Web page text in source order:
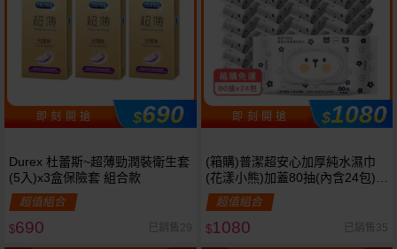
即 刻 開 搶 $690
Durex 杜蕾斯~超薄勁潤裝衛生套
(5入)x3盒保險套 組合款
超值組合
$690 已銷售29
即 刻 開 搶 $1080
(箱購)普潔超安心加厚純水濕巾
(花漾小熊)加蓋80抽(內含24包)限
宅配
超值組合
$1080 已銷售35